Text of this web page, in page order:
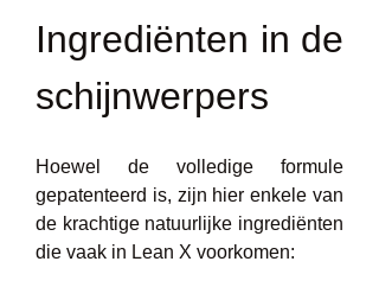
Ingrediënten in de
schijnwerpers
Hoewel de volledige formule
gepatenteerd is, zijn hier enkele van
de krachtige natuurlijke ingrediënten
die vaak in Lean X voorkomen: